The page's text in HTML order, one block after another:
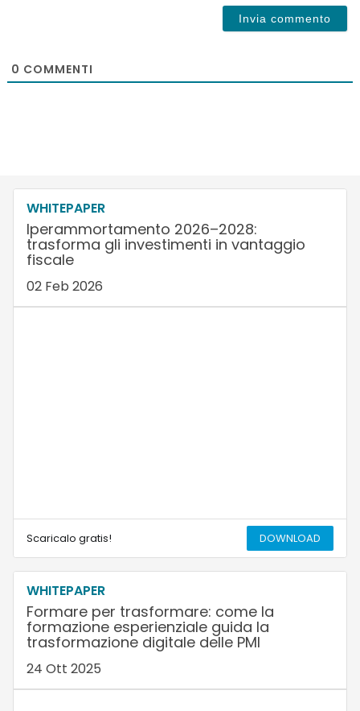
0 COMMENTI
WHITEPAPER
Iperammortamento 2026–2028:
trasforma gli investimenti in vantaggio
fiscale
02 Feb 2026
Scaricalo gratis! DOWNLOAD
WHITEPAPER
Formare per trasformare: come la
formazione esperienziale guida la
trasformazione digitale delle PMI
24 Ott 2025